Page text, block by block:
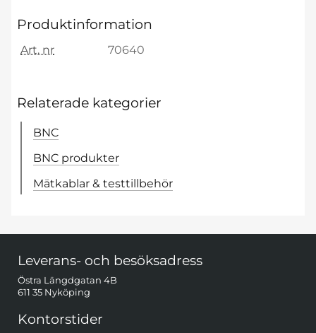
Produktinformation
Art. nr 70640
Relaterade kategorier
BNC
BNC produkter
Mätkablar & testtillbehör
Leverans- och besöksadress
Östra Längdgatan 4B
611 35 Nyköping
Kontorstider